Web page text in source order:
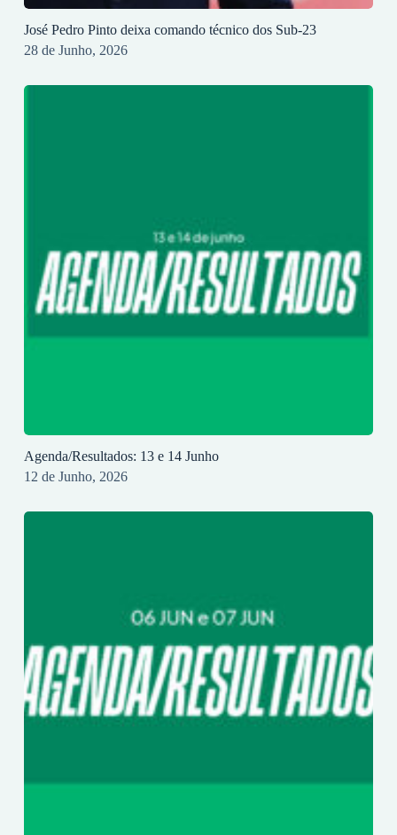
José Pedro Pinto deixa comando técnico dos Sub-23
28 de Junho, 2026
Agenda/Resultados: 13 e 14 Junho
12 de Junho, 2026